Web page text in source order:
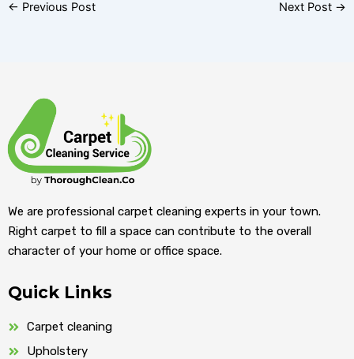
← Previous Post Next Post →
We are professional carpet cleaning experts in your town.
Right carpet to fill a space can contribute to the overall
character of your home or office space.
Quick Links
Carpet cleaning
Upholstery